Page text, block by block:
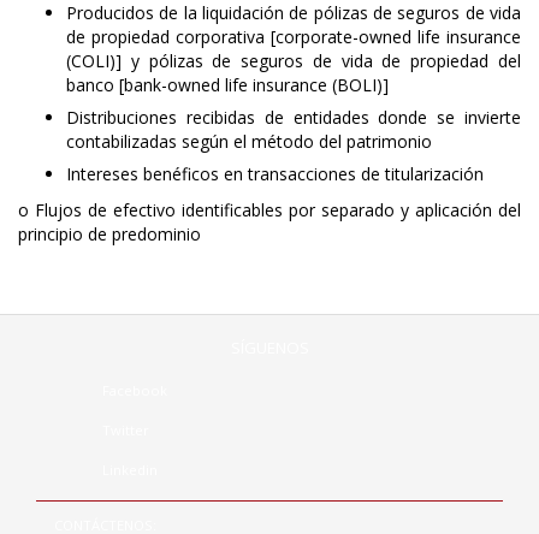
Producidos de la liquidación de pólizas de seguros de vida
de propiedad corporativa [corporate-owned life insurance
(COLI)] y pólizas de seguros de vida de propiedad del
banco [bank-owned life insurance (BOLI)]
Distribuciones recibidas de entidades donde se invierte
contabilizadas según el método del patrimonio
Intereses benéficos en transacciones de titularización
o Flujos de efectivo identificables por separado y aplicación del
principio de predominio